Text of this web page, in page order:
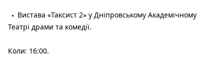
Вистава «Таксист 2» у Дніпровському Академічному
Театрі драми та комедії.
Коли: 16:00.